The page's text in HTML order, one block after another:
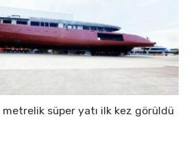
metrelik süper yatı ilk kez görüldü